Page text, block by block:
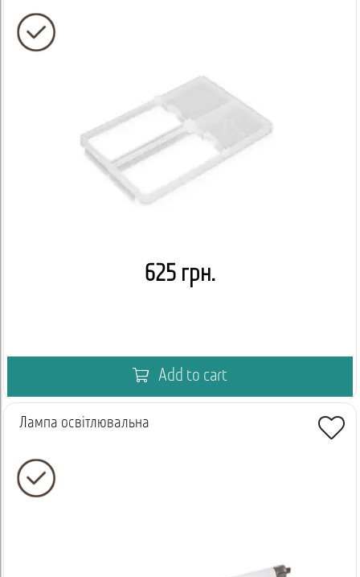
625 грн.
Add to cart
Лампа освітлювальна